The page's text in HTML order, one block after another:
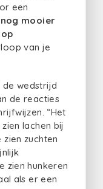
een
nog mooier
van je
de wedstrijd
de reacties
“Het
lachen bij
zuchten
zien hunkeren
als er een